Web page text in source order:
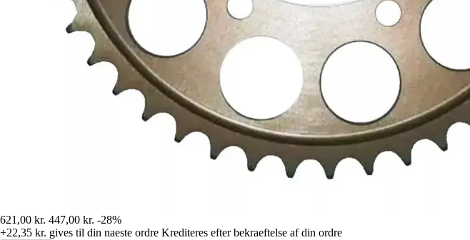
621,00 kr. 447,00 kr. -28%
+22,35 kr. gives til din naeste ordre Krediteres efter bekraeftelse af din ordre